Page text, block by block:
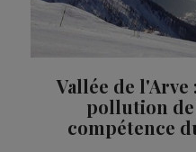
Vallée de
pollution
compétence